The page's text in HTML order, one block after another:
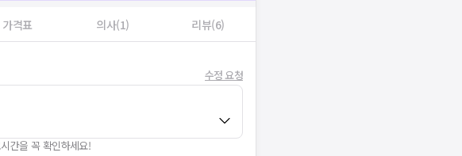
가격표 의사(1) 리뷰(6)
수정 요청
간을 꼭 확인하세요!